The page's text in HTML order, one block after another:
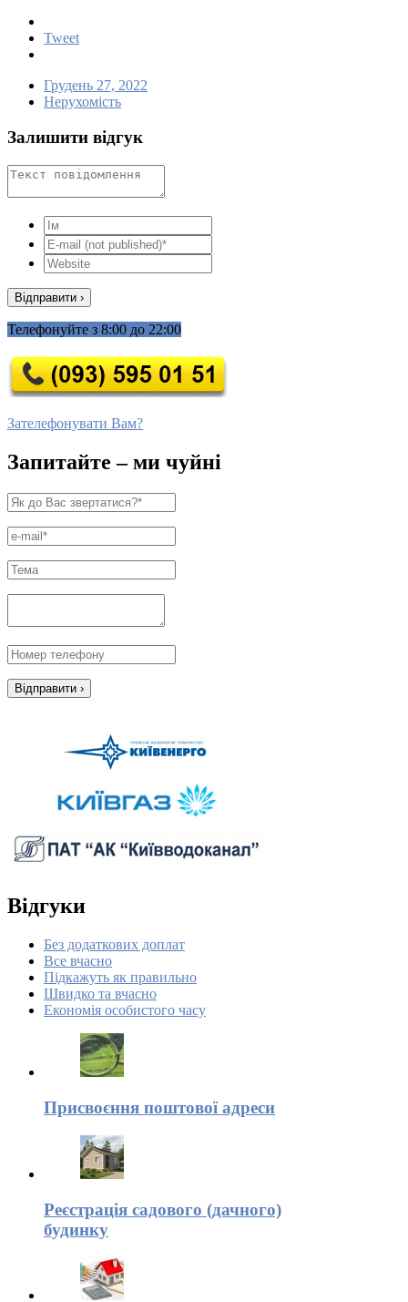
Tweet
Грудень 27, 2022
Нерухомість
Залишити відгук
Телефонуйте з 8:00 до 22:00
Зателефонувати Вам?
Запитайте – ми чуйні
Відгуки
Без додаткових доплат
Все вчасно
Підкажуть як правильно
Швидко та вчасно
Економія особистого часу
Присвоєння поштової адреси
Реєстрація садового (дачного)
будинку